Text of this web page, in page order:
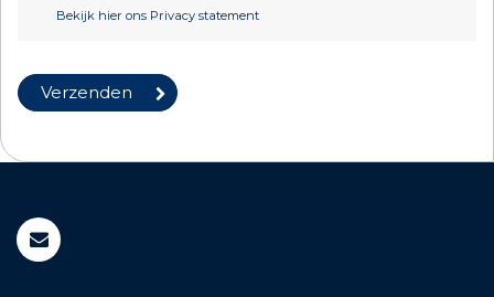
Bekijk hier ons Privacy statement